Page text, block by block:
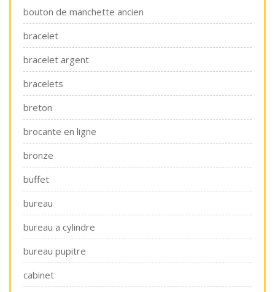
bouton de manchette ancien
bracelet
bracelet argent
bracelets
breton
brocante en ligne
bronze
buffet
bureau
bureau a cylindre
bureau pupitre
cabinet